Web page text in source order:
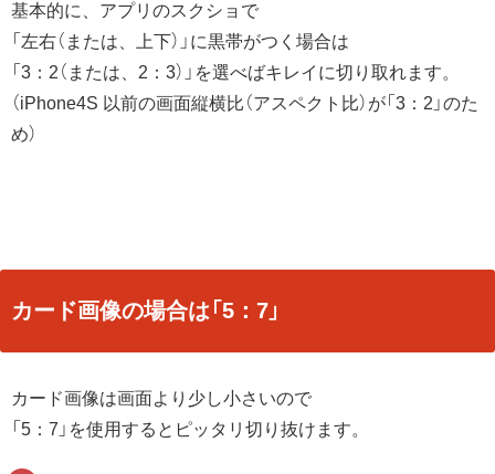
基本的に、アプリのスクショで
「左右（または、上下）」に黒帯がつく場合は
「3：2（または、2：3）」を選べばキレイに切り取れます。
（iPhone4S 以前の画面縦横比（アスペクト比）が「3：2」のた
め）
カード画像の場合は「5：7」
カード画像は画面より少し小さいので
「5：7」を使用するとピッタリ切り抜けます。